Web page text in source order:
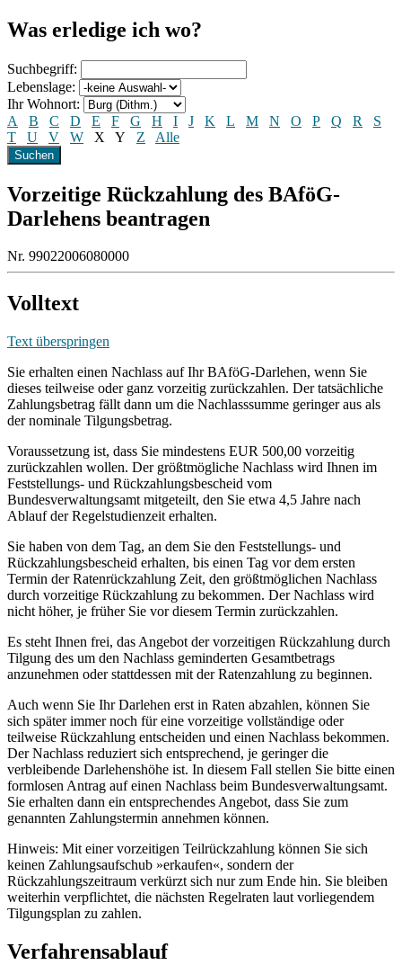
Was erledige ich wo?
Suchbegriff:
Lebenslage:
Ihr Wohnort:
A
B C D E F G H I J K L M N O P Q R
S
T
U V W X Y Z Alle
Vorzeitige Rückzahlung des BAföG-
Darlehens beantragen
Nr. 99022006080000
Volltext
Text überspringen
Sie erhalten einen Nachlass auf Ihr BAföG-Darlehen, wenn Sie
dieses teilweise oder ganz vorzeitig zurückzahlen. Der tatsächliche
Zahlungsbetrag fällt dann um die Nachlasssumme geringer aus als
der nominale Tilgungsbetrag.
Voraussetzung ist, dass Sie mindestens EUR 500,00 vorzeitig
zurückzahlen wollen. Der größtmögliche Nachlass wird Ihnen im
Feststellungs- und Rückzahlungsbescheid vom
Bundesverwaltungsamt mitgeteilt, den Sie etwa 4,5 Jahre nach
Ablauf der Regelstudienzeit erhalten.
Sie haben von dem Tag, an dem Sie den Feststellungs- und
Rückzahlungsbescheid erhalten, bis einen Tag vor dem ersten
Termin der Ratenrückzahlung Zeit, den größtmöglichen Nachlass
durch vorzeitige Rückzahlung zu bekommen. Der Nachlass wird
nicht höher, je früher Sie vor diesem Termin zurückzahlen.
Es steht Ihnen frei, das Angebot der vorzeitigen Rückzahlung durch
Tilgung des um den Nachlass geminderten Gesamtbetrags
anzunehmen oder stattdessen mit der Ratenzahlung zu beginnen.
Auch wenn Sie Ihr Darlehen erst in Raten abzahlen, können Sie
sich später immer noch für eine vorzeitige vollständige oder
teilweise Rückzahlung entscheiden und einen Nachlass bekommen.
Der Nachlass reduziert sich entsprechend, je geringer die
verbleibende Darlehenshöhe ist. In diesem Fall stellen Sie bitte einen
formlosen Antrag auf einen Nachlass beim Bundesverwaltungsamt.
Sie erhalten dann ein entsprechendes Angebot, dass Sie zum
genannten Zahlungstermin annehmen können.
Hinweis: Mit einer vorzeitigen Teilrückzahlung können Sie sich
keinen Zahlungsaufschub »erkaufen«, sondern der
Rückzahlungszeitraum verkürzt sich nur zum Ende hin. Sie bleiben
weiterhin verpflichtet, die nächsten Regelraten laut vorliegendem
Tilgungsplan zu zahlen.
Verfahrensablauf